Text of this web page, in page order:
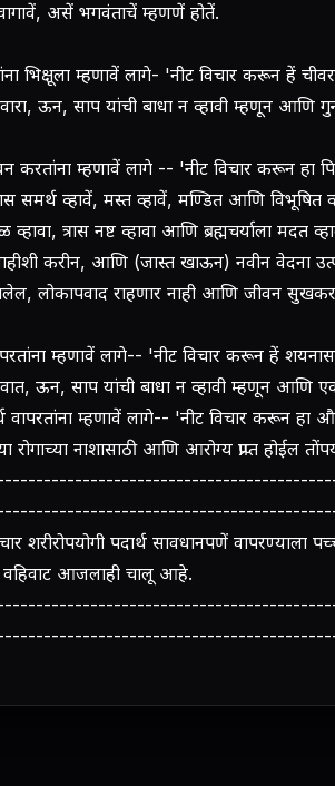
वागावें, असें भगवंताचें म्हणणें होतें.
भिक्षूला म्हणावें लागे- 'नीट विचार करून हें
ऊन, साप यांची बाधा न व्हावी म्हणून आणि
करतांना म्हणावें लागे -- 'नीट विचार करून हा
समर्थ व्हावें, मस्त व्हावें, मण्डित आणि
व्हावा, त्रास नष्ट व्हावा आणि ब्रह्मचर्याला मदत
करीन, आणि (जास्त खाऊन) नवीन वेदना
लोकापवाद राहणार नाही आणि जीवन
म्हणावें लागे-- 'नीट विचार करून हें
ऊन, साप यांची बाधा न व्हावी म्हणून आणि
वापरतांना म्हणावें लागे-- 'नीट विचार करून हा
रोगाच्या नाशासाठी आणि आरोग्य प्राप्‍त होईल
शरीरोपयोगी पदार्थ सावधानपणें वापरण्याला
वहिवाट आजलाही चालू आहे.